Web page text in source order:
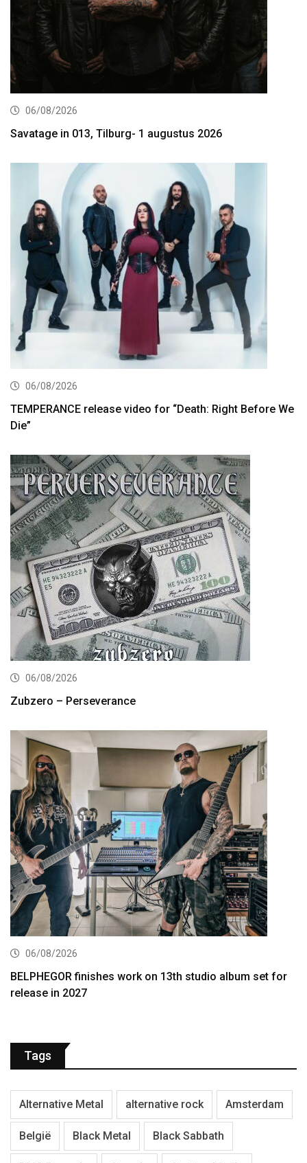
06/08/2026
Savatage in 013, Tilburg- 1 augustus 2026
06/08/2026
TEMPERANCE release video for “Death: Right Before We
Die”
06/08/2026
Zubzero – Perseverance
06/08/2026
BELPHEGOR finishes work on 13th studio album set for
release in 2027
Tags
Alternative Metal alternative rock Amsterdam
België Black Metal Black Sabbath